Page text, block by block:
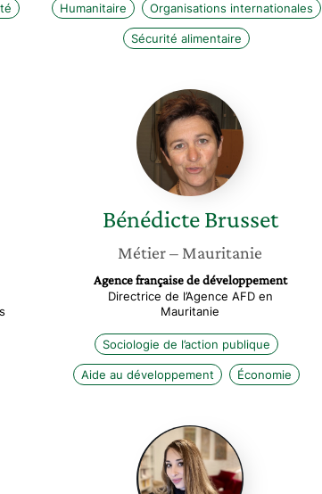
Humanitaire Organisations internationales
Sécurité alimentaire
Bénédicte
Brusset
Bénédicte Brusset
Métier– Mauritanie
Agence française de développement
Directrice de l’Agence AFD en
Mauritanie
Sociologie de l’action publique
Aide au développement Économie
Suzanne
Azmayesh